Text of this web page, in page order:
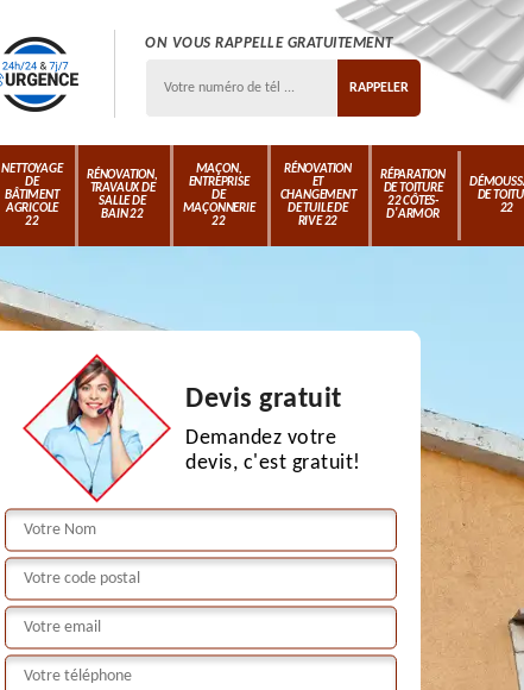
ON VOUS RAPPELLE GRATUITEMENT
NETTOYAGE
DE
BÂTIMENT
AGRICOLE
22
RÉNOVATION,
TRAVAUX DE
SALLE DE
BAIN 22
MAÇON,
ENTREPRISE
DE
MAÇONNERIE
22
RÉNOVATION
ET
CHANGEMENT
DE TUILE DE
RIVE 22
RÉPARATION
DE TOITURE
22 CÔTES-
D'ARMOR
DE
22
Devis gratuit
Demandez votre
devis, c'est gratuit!